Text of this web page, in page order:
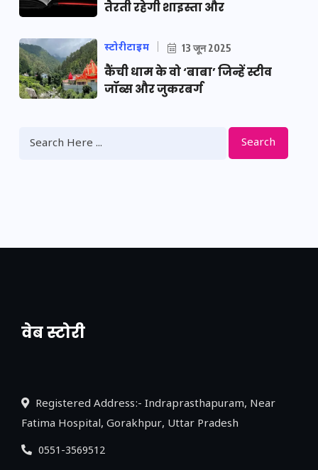
तैरती रहेगी शाइस्ता और
स्टोरीटाइम 13 जून 2025
कैंची धाम के वो ‘बाबा’ जिन्हें स्टीव
जॉब्स और जुकरबर्ग
Search
वेब स्टोरी
नया एक्सप्रेसवे: पूर्वांचल का लक, डेवलपमेंट का
Registered Address:- Indraprasthapuram, Near
Fatima Hospital, Gorakhpur, Uttar Pradesh
0551-3569512